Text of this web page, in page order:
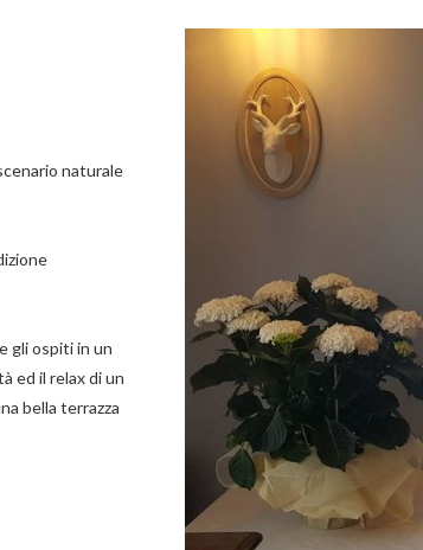
naturale
gli ospiti in un
ed il relax di un
bella terrazza